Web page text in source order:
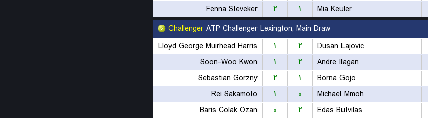
Fenna Steveker
۲ ۱ Mia Keuler
Challenger ATP Challenger Lexington, Main Draw
Lloyd George Muirhead Harris
۱ ۲ Dusan Lajovic
Soon-Woo Kwon
۱ ۲ Andre Ilagan
Sebastian Gorzny
۲ ۱ Borna Gojo
Rei Sakamoto
۱ ۰ Michael Mmoh
Baris Colak Ozan
۰ ۲ Edas Butvilas